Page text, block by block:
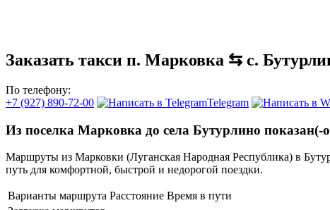
Заказать такси п. Марковка ⇆ с.
По телефону:
+7 (927) 890-72-00
Telegram
Из поселка Марковка до села Бутурлино показан(-
Маршруты из Марковки (Луганская Народная Республика) в
путь для комфортной, быстрой и недорогой поездки.
Варианты маршрута Расстояние Время в пути